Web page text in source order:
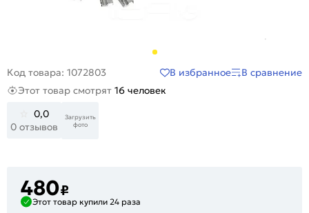
Код товара: 1072803 В избранное
В сравнение
Этот товар смотрят 16 человек
0,0
0 отзывов
Загрузить
фото
480₽
Этот товар купили 24 раза